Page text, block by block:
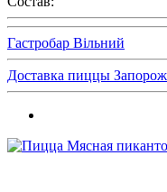
Гастробар Вільний
Доставка пиццы